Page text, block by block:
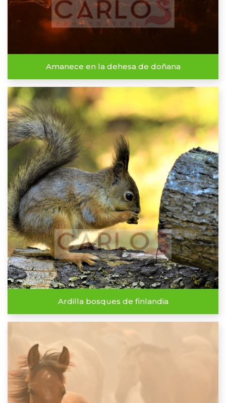
Amanece en la dehesa de doñana
Ardilla bosques de finlandia